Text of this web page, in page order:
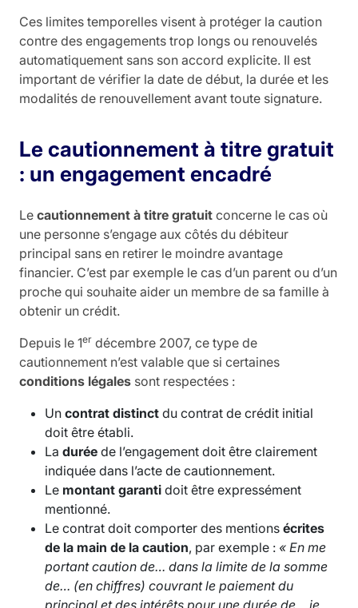
Ces limites temporelles visent à protéger la caution
contre des engagements trop longs ou renouvelés
automatiquement sans son accord explicite. Il est
important de vérifier la date de début, la durée et les
modalités de renouvellement avant toute signature.
Le cautionnement à titre gratuit
: un engagement encadré
Le cautionnement à titre gratuit concerne le cas où
une personne s’engage aux côtés du débiteur
principal sans en retirer le moindre avantage
financier. C’est par exemple le cas d’un parent ou d’un
proche qui souhaite aider un membre de sa famille à
obtenir un crédit.
Depuis le 1er décembre 2007, ce type de
cautionnement n’est valable que si certaines
conditions légales sont respectées :
Un contrat distinct du contrat de crédit initial
doit être établi.
La durée de l’engagement doit être clairement
indiquée dans l’acte de cautionnement.
Le montant garanti doit être expressément
mentionné.
Le contrat doit comporter des mentions écrites
de la main de la caution, par exemple : « En me
portant caution de… dans la limite de la somme
de… (en chiffres) couvrant le paiement du
principal et des intérêts pour une durée de… je